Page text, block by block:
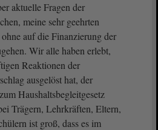
aktuelle Fragen der
meine sehr geehrten
auf die Finanzierung der
Wir alle haben erlebt,
Reaktionen der
ausgelöst hat, der
Haushaltsbegleitgesetz
Trägern, Lehrkräften, Eltern,
ist groß, dass es im